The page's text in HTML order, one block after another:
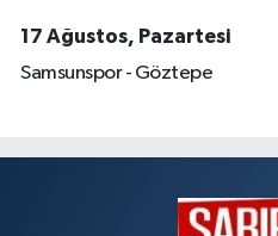
17 Ağustos, Pazartesi
Samsunspor - Göztepe